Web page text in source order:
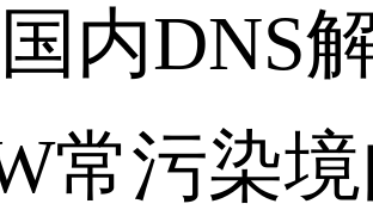
内DNS
常污染